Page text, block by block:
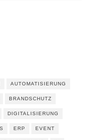
AUTOMATISIERUNG
BRANDSCHUTZ
DIGITALISIERUNG
ERP EVENT